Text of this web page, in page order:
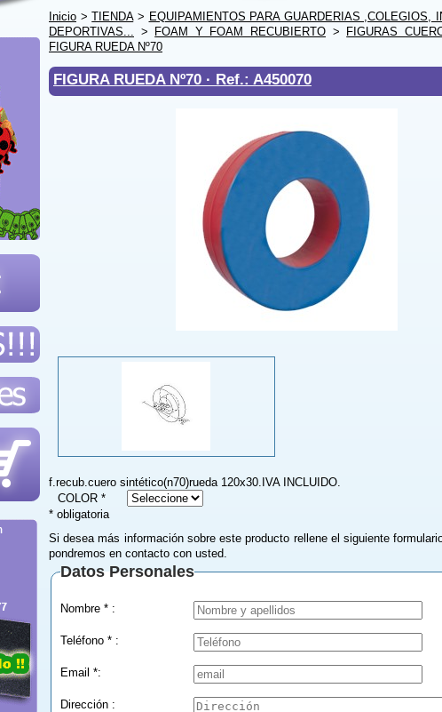
Inicio >TIENDA> EQUIPAMIENTOS PARA GUARDERIAS ,COLEGIOS,
DEPORTIVAS... > FOAM Y FOAM RECUBIERTO > FIGURAS
FIGURA RUEDA Nº70
FIGURA RUEDA Nº70 · Ref.: A450070
f.recub.cuero sintético(n70)rueda 120x30.IVA INCLUIDO.
COLOR *
* obligatoria
Si desea más información sobre este producto rellene el siguiente
pondremos en contacto con usted.
Datos Personales
Nombre * :
Teléfono * :
Email *:
Dirección :